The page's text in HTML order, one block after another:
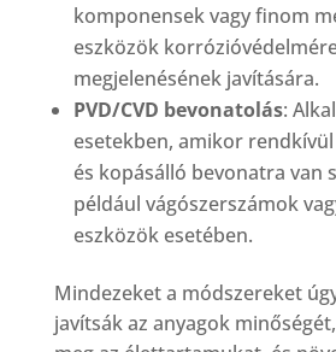
komponensek vagy finom
eszközök
megjelenésének javítására.
PVD/CVD bevonatolás:
esetekben, amikor
és kopásálló bevonatra van
például vágószerszámok
eszközök esetében.
Mindezeket a módszereket
javítsák az anyagok